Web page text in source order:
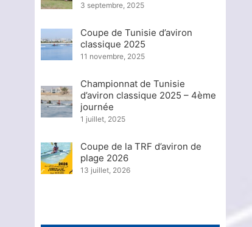
3 septembre, 2025
Coupe de Tunisie d’aviron
classique 2025
11 novembre, 2025
Championnat de Tunisie
d’aviron classique 2025 – 4ème
journée
1 juillet, 2025
Coupe de la TRF d’aviron de
plage 2026
13 juillet, 2026